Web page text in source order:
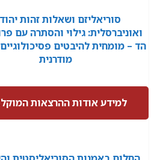
סוריאליזם ושאלות זהות
ואוניברסלית: גילוי והסתרה עם
הד – מומחית להיבטים
מודרנית
למידע אודות ההרצאות